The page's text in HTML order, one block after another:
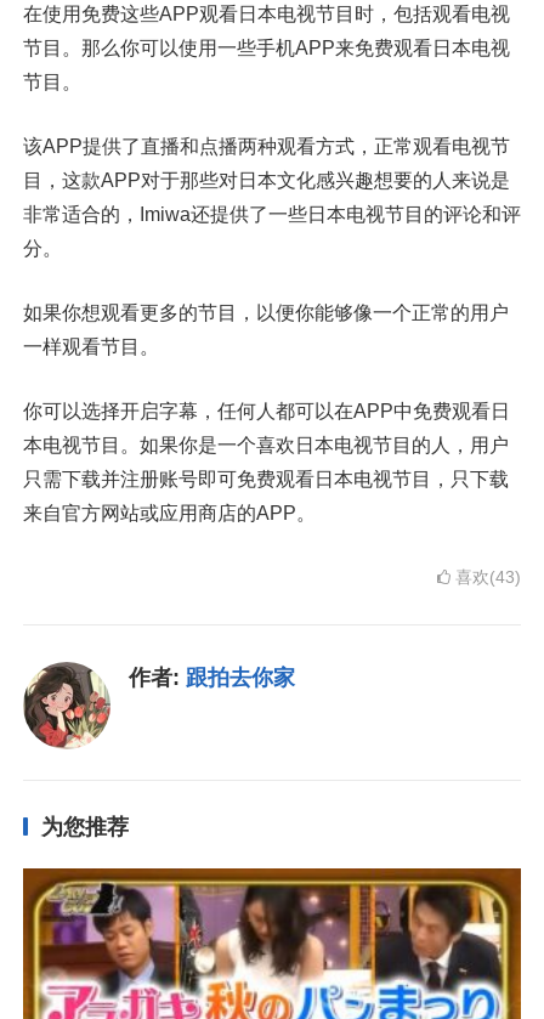
在使用免费这些APP观看日本电视节目时，包括观看电视
节目。那么你可以使用一些手机APP来免费观看日本电视
节目。
该APP提供了直播和点播两种观看方式，正常观看电视节
目，这款APP对于那些对日本文化感兴趣想要的人来说是
非常适合的，Imiwa还提供了一些日本电视节目的评论和评
分。
如果你想观看更多的节目，以便你能够像一个正常的用户
一样观看节目。
你可以选择开启字幕，任何人都可以在APP中免费观看日
本电视节目。如果你是一个喜欢日本电视节目的人，用户
只需下载并注册账号即可免费观看日本电视节目，只下载
来自官方网站或应用商店的APP。
喜欢(43)
作者: 跟拍去你家
为您推荐